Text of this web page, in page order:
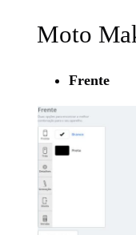
Moto
Frente